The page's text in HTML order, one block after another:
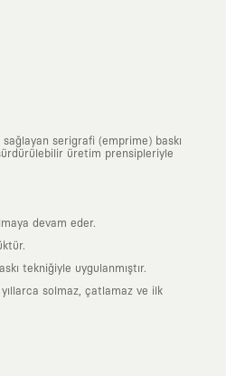
sağlayan serigrafi (emprime) baskı
üretim prensipleriyle
devam eder.
tekniğiyle uygulanmıştır.
solmaz, çatlamaz ve ilk